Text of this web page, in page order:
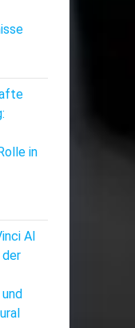
in
AI
der